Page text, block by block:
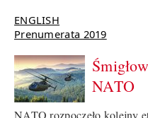
ENGLISH
Prenumerata 2019
NATO